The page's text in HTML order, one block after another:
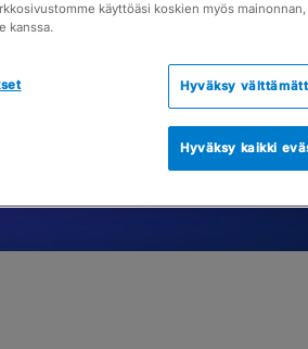
käyttöäsi koskien myös
kanssa.
Hyväksy
Hyväksy kaikki